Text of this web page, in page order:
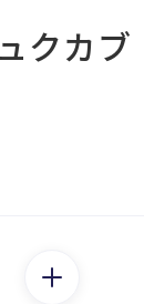
クカブ